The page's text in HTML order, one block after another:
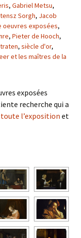
, Gabriel Metsu,
Sorgh, Jacob
oeuvres exposées,
, Pieter de Hooch,
, siècle d'or,
et les maîtres de la
exposées
recherche qui a
l’exposition et